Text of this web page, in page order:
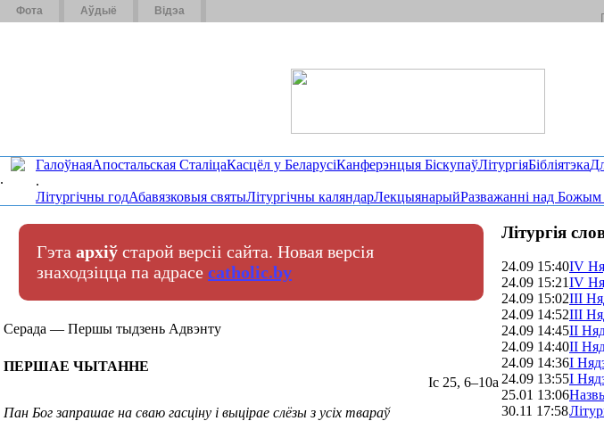
Фота Аўдыё Відэа
.
ГалоўнаяАпостальская СталіцаКасцёл у БеларусіКанферэнцыя БіскупаўЛітургіяБібліятэка
.
Літургічны годАбавязковыя святыЛітургічны каляндарЛекцыянарыйРазважанні над Божым
Гэта архіў старой версіі сайта. Новая версія
знаходзіцца па адрасе catholic.by
Серада — Першы тыдзень Адвэнту
ПЕРШАЕ ЧЫТАННЕ
Іс 25, 6–10а
Пан Бог запрашае на сваю гасціну і выцірае слёзы з усіх твараў
Літургія
24.09 15:40IV
24.09 15:21ІV
24.09 15:02ІІI
24.09 14:52ІІI
24.09 14:45II
24.09 14:40ІI
24.09 14:36І
24.09 13:55І
25.01 13:06
30.11 17:58